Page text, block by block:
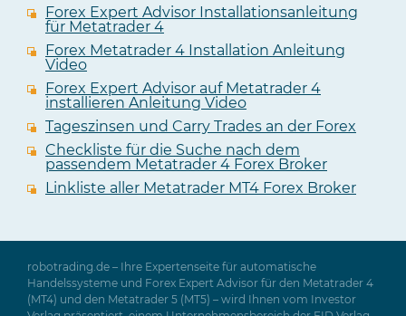
Forex Expert Advisor Installationsanleitung
für Metatrader 4
Forex Metatrader 4 Installation Anleitung
Video
Forex Expert Advisor auf Metatrader 4
installieren Anleitung Video
Tageszinsen und Carry Trades an der Forex
Checkliste für die Suche nach dem
passendem Metatrader 4 Forex Broker
Linkliste aller Metatrader MT4 Forex Broker
robotrading.de – Ihre Expertenseite für automatische
Handelssysteme und Forex Expert Advisor für den Metatrader 4
(MT4) und den Metatrader 5 (MT5) – wird Ihnen vom Investor